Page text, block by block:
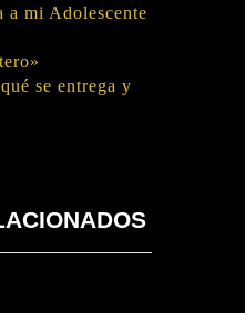
a mi Adolescente
se entrega y